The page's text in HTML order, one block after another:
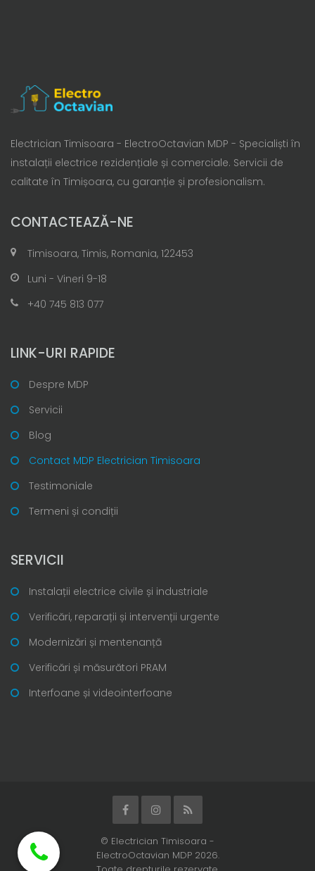
Electrician Timisoara - ElectroOctavian MDP - Specialiști în
instalații electrice rezidențiale și comerciale. Servicii de
calitate în Timișoara, cu garanție și profesionalism.
CONTACTEAZĂ-NE
Timisoara, Timis, Romania, 122453
Luni - Vineri 9-18
+40 745 813 077
LINK-URI RAPIDE
Despre MDP
Servicii
Blog
Contact MDP Electrician Timisoara
Testimoniale
Termeni și condiții
SERVICII
Instalații electrice civile și industriale
Verificări, reparații și intervenții urgente
Modernizări și mentenanță
Verificări și măsurători PRAM
Interfoane și videointerfoane
© Electrician Timisoara -
ElectroOctavian MDP 2026.